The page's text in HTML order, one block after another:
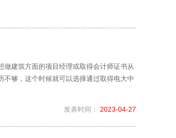
建筑方面的项目经理或取得会计师证书从
够，这个时候就可以选择通过取得电大中
发表时间： 2023-04-27